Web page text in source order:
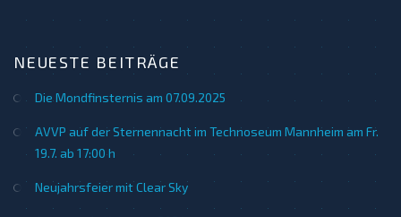
NEUESTE BEITRÄGE
Die Mondfinsternis am 07.09.2025
AVVP auf der Sternennacht im Technoseum Mannheim am Fr.
19.7. ab 17:00 h
Neujahrsfeier mit Clear Sky